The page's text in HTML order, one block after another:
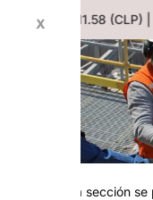
| Dólar $911.58 (CLP)
X
En esta sección